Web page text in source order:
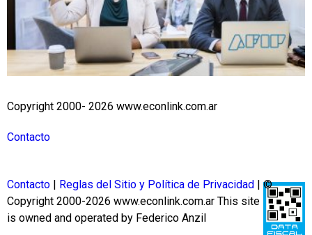
Copyright 2000- 2026 www.econlink.com.ar
Contacto
Contacto | Reglas del Sitio y Política de Privacidad | ©
Copyright 2000-2026 www.econlink.com.ar This site
is owned and operated by Federico Anzil